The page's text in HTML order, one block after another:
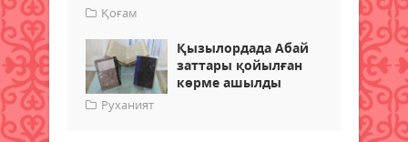
Қоғам
Қызылордада Абай
заттары қойылған
көрме ашылды
Руханият